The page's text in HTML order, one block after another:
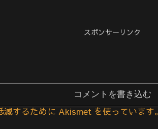
スポンサーリンク
コメントを書き込む
するために Akismet を使っています。